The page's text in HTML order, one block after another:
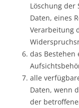
Löschung der
Daten, eines
Verarbeitung
das Bestehen
alle
Daten, wenn
der